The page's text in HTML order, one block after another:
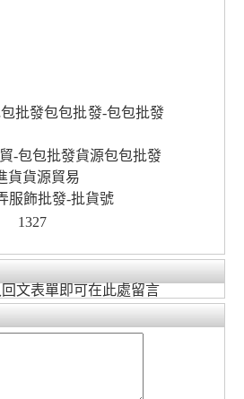
批發包包批發-包包批發
-包包批發貨源包包批發
貨貨源貿易
服飾批發-批貨號
1327
文表單即可在此處留言